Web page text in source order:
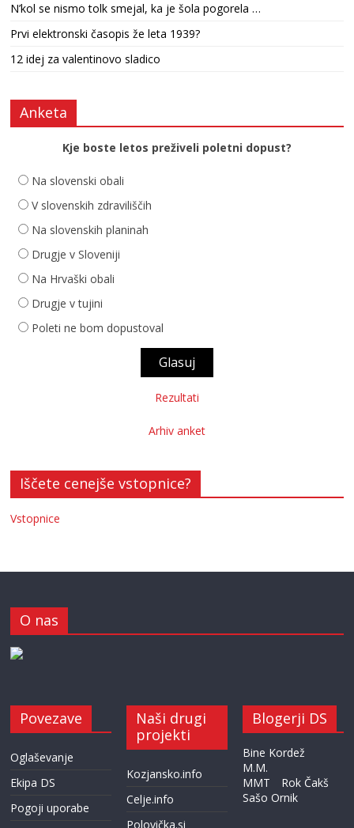
N’kol se nismo tolk smejal, ka je šola pogorela …
Prvi elektronski časopis že leta 1939?
12 idej za valentinovo sladico
Anketa
Kje boste letos preživeli poletni dopust?
Na slovenski obali
V slovenskih zdraviliščih
Na slovenskih planinah
Drugje v Sloveniji
Na Hrvaški obali
Drugje v tujini
Poleti ne bom dopustoval
Rezultati
Arhiv anket
Iščete cenejše vstopnice?
Vstopnice
O nas
Povezave
Oglaševanje
Ekipa DS
Pogoji uporabe
Naši drugi
projekti
Kozjansko.info
Celje.info
Polovička.si
Blogerji DS
Bine Kordež
M.M.
MMT
Rok Čakš
Sašo Ornik